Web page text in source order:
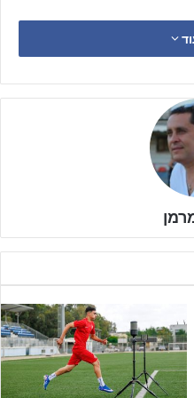
לא לקחו חלק בסוף השבוע